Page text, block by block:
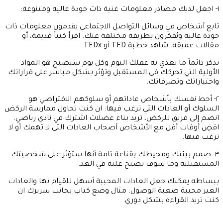
١- اجعل لديك مصادر معلومات غنية ذات جودة عالية ومتنوعة:
تابع أشخاص في وسائل التواصل الاجتماعي يقدمون معلومات ذات
جودة عالية ويُفكرون بطريقة مختلفة عنك. اقرأ كتباً قديمة، أو
مقالات عميقة. شاهد خطبة TED أو TEDx
تذكر دائماً ما تغذي به عقلك اليوم وكل يوم سيصبح هو المواد
الأولية التي تحركك في المستقبل وتؤثر بشكل مباشر على قراراتك
واختياراتك وتصرفاتك.
٢- أحط نفسك بأشخاص عاداتهم أو سلوكهم الافتراضي هو
السلوك أو العادات التي ترغب فيها: ان كنت تحاول ممارسة الركض
انضم إلى فريق للركض، تريد بناء عضلات اشترك في نادي رياضي.
اقضِ أوقات أقل مع الأشخاص أصحاب العادات التي لا تهمك أو لا
ترغب فيها.
٣- صمم بيئتك ومحيطك بقناعة تامة أنها ستؤثر على شخصيتك
المستقبلية وما سوف تصبح عليه في الغد.
ببساطه يمكنك جعل العادات المحببة أسهل للقيام بها والعادات
الغير محببة صعبة الوصول. مثال وضع كتاب بجانب سريرك ان
كنت تريد القراءة بشكل دوري.